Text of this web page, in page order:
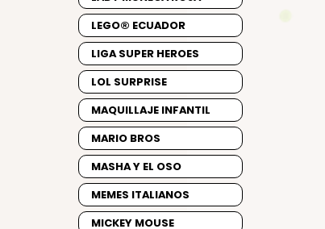
LEGO® ECUADOR
LIGA SUPER HEROES
LOL SURPRISE
MAQUILLAJE INFANTIL
MARIO BROS
MASHA Y EL OSO
MEMES ITALIANOS
MICKEY MOUSE